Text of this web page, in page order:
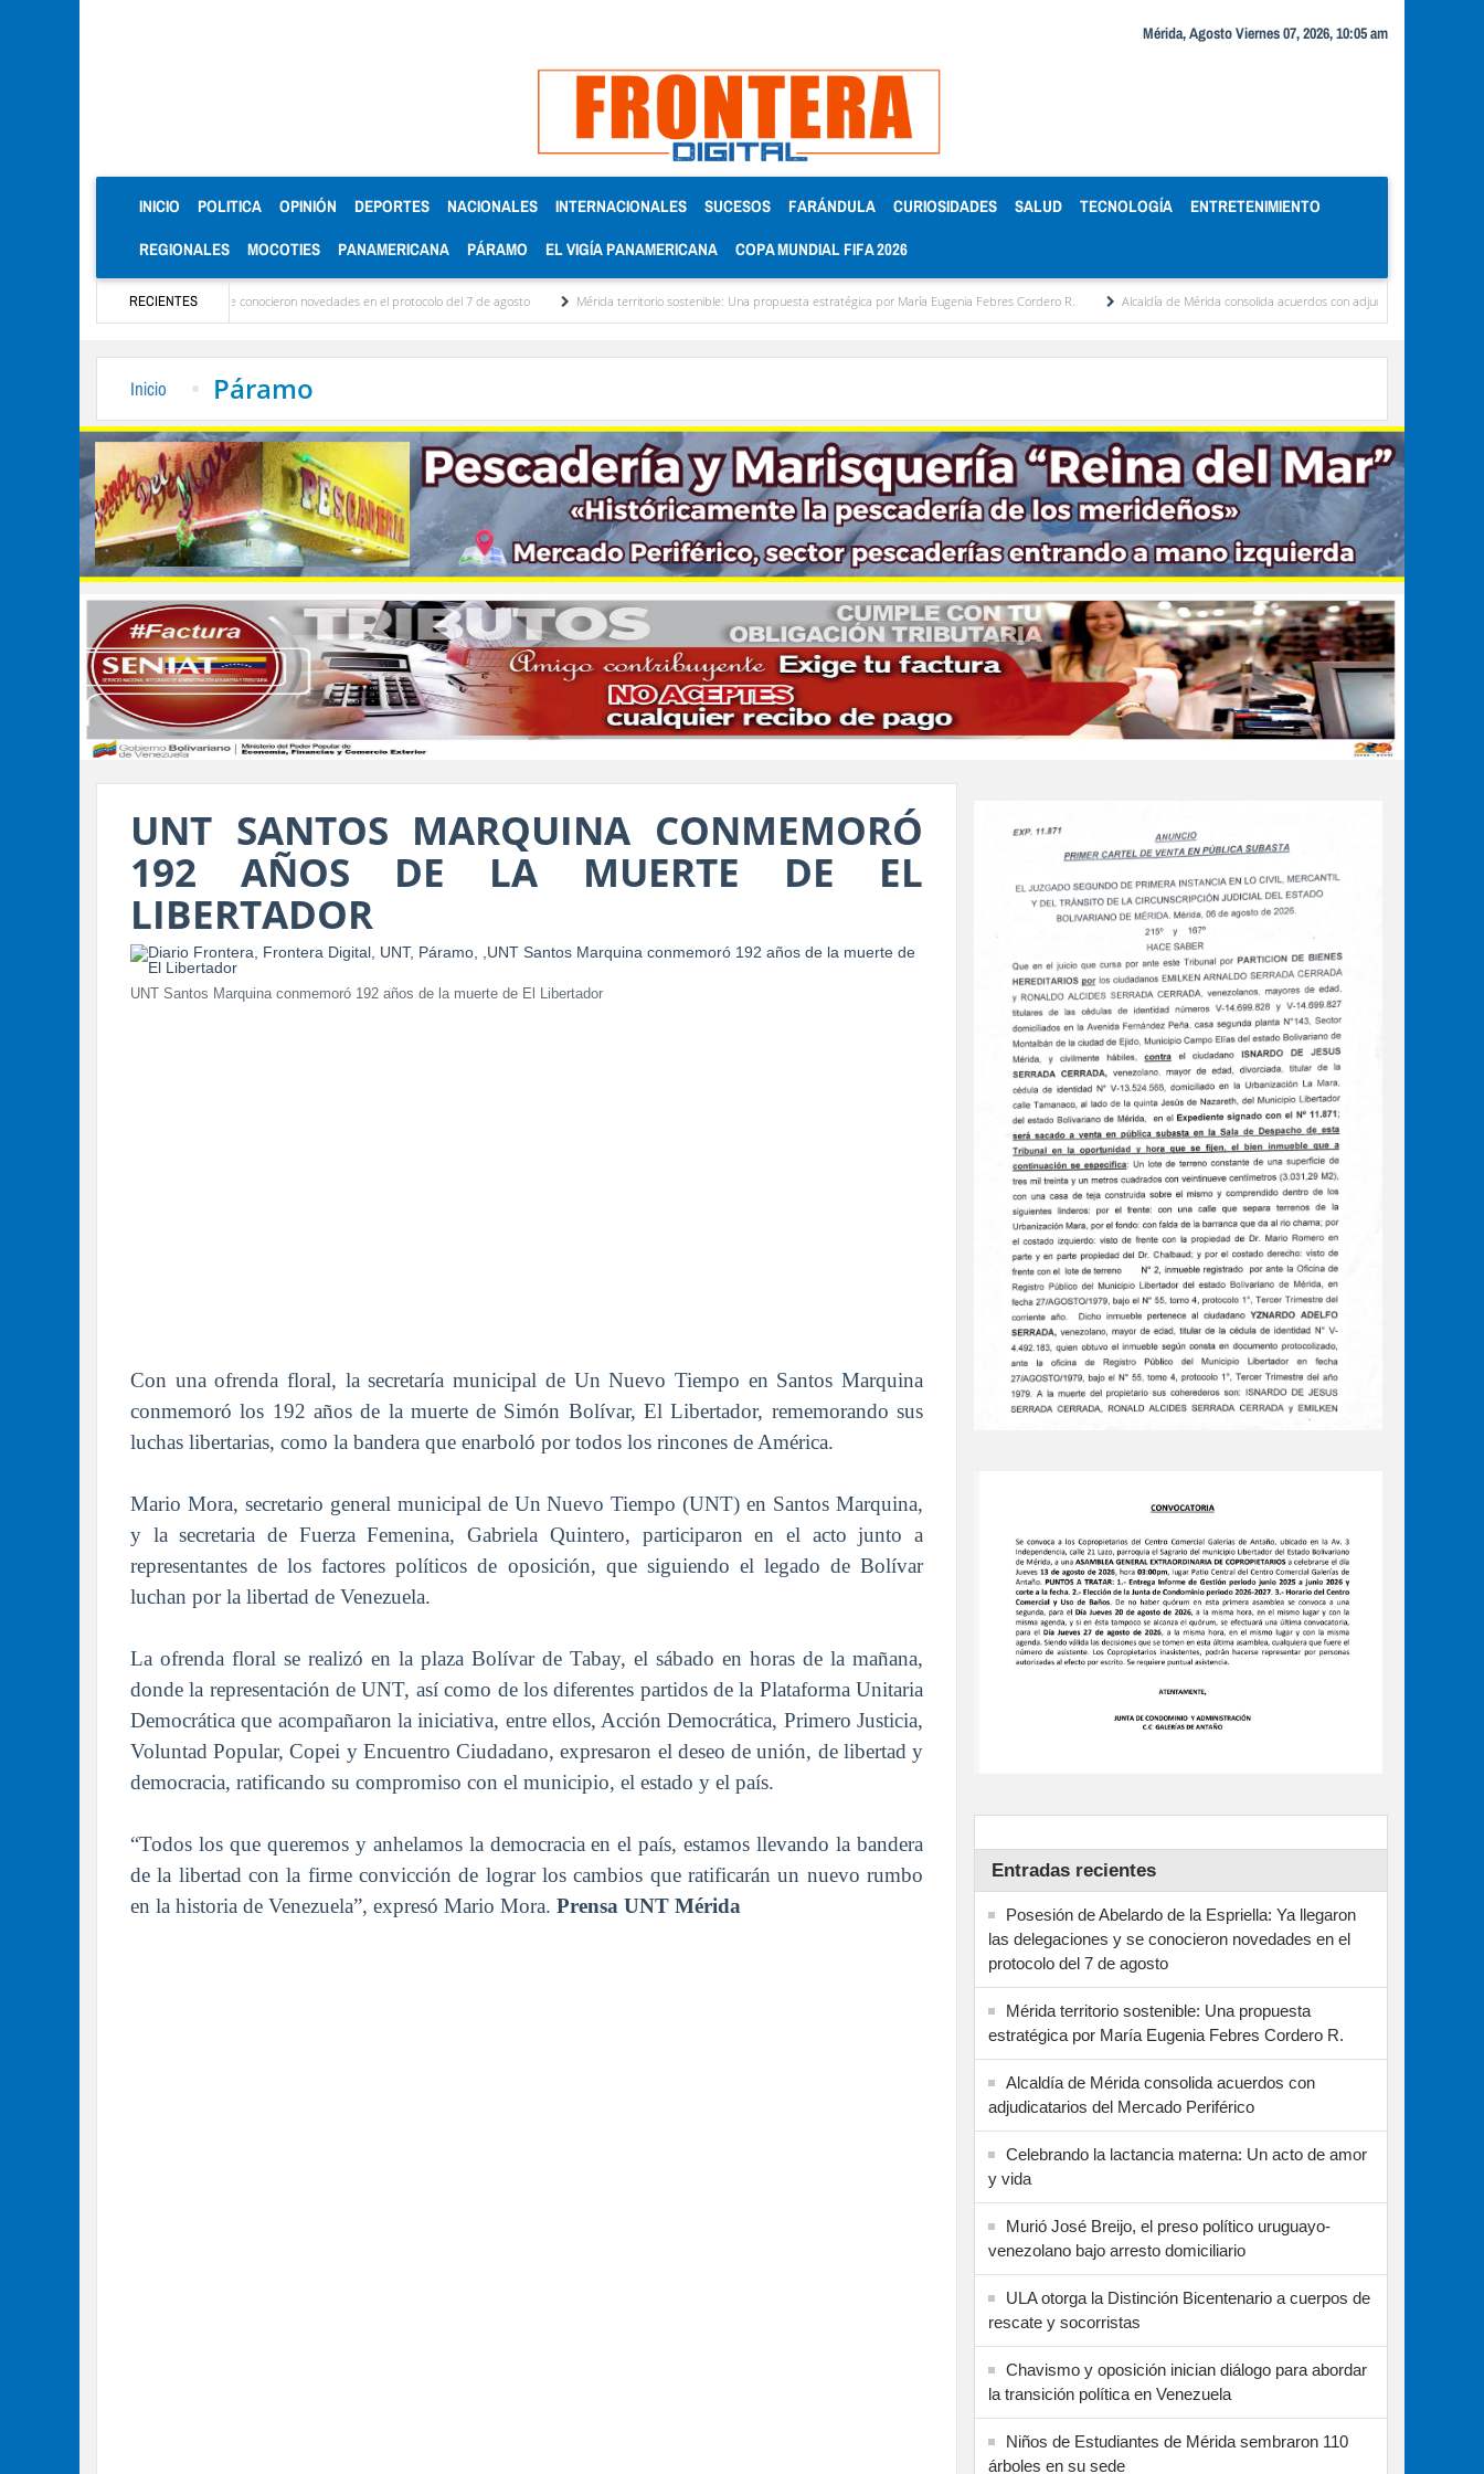
Mérida, Agosto Viernes 07, 2026, 10:05 am
INICIO (CURRENT)
POLITICA OPINIÓN DEPORTES NACIONALES INTERNACIONALES SUCESOS FARÁNDULA CURIOSIDADES SALUD TECNOLOGÍA ENTRETENIMIENTO
REGIONALES MOCOTIES PANAMERICANA PÁRAMO EL VIGÍA PANAMERICANA COPA MUNDIAL FIFA 2026
RECIENTES
llegaron las delegaciones y se conocieron novedades en el protocolo del 7 de agosto Mérida territorio sostenible: Una propuesta estratégica por María Eugenia Febres Cordero R. Alcaldía de Mérida consolida acuerdos con adjudicatarios del Mercado Periférico
Inicio Páramo
UNT SANTOS MARQUINA CONMEMORÓ
192 AÑOS DE LA MUERTE DE EL
LIBERTADOR
UNT Santos Marquina conmemoró 192 años de la muerte de El Libertador
Con una ofrenda floral, la secretaría municipal de Un Nuevo Tiempo en Santos Marquina
conmemoró los 192 años de la muerte de Simón Bolívar, El Libertador, rememorando sus
luchas libertarias, como la bandera que enarboló por todos los rincones de América.
Mario Mora, secretario general municipal de Un Nuevo Tiempo (UNT) en Santos Marquina,
y la secretaria de Fuerza Femenina, Gabriela Quintero, participaron en el acto junto a
representantes de los factores políticos de oposición, que siguiendo el legado de Bolívar
luchan por la libertad de Venezuela.
La ofrenda floral se realizó en la plaza Bolívar de Tabay, el sábado en horas de la mañana,
donde la representación de UNT, así como de los diferentes partidos de la Plataforma Unitaria
Democrática que acompañaron la iniciativa, entre ellos, Acción Democrática, Primero Justicia,
Voluntad Popular, Copei y Encuentro Ciudadano, expresaron el deseo de unión, de libertad y
democracia, ratificando su compromiso con el municipio, el estado y el país.
“Todos los que queremos y anhelamos la democracia en el país, estamos llevando la bandera
de la libertad con la firme convicción de lograr los cambios que ratificarán un nuevo rumbo
en la historia de Venezuela”, expresó Mario Mora. Prensa UNT Mérida
Entradas recientes
Posesión de Abelardo de la Espriella: Ya llegaron
las delegaciones y se conocieron novedades en el
protocolo del 7 de agosto
Mérida territorio sostenible: Una propuesta
estratégica por María Eugenia Febres Cordero R.
Alcaldía de Mérida consolida acuerdos con
adjudicatarios del Mercado Periférico
Celebrando la lactancia materna: Un acto de amor
y vida
Murió José Breijo, el preso político uruguayo-
venezolano bajo arresto domiciliario
ULA otorga la Distinción Bicentenario a cuerpos de
rescate y socorristas
Chavismo y oposición inician diálogo para abordar
la transición política en Venezuela
Niños de Estudiantes de Mérida sembraron 110
árboles en su sede